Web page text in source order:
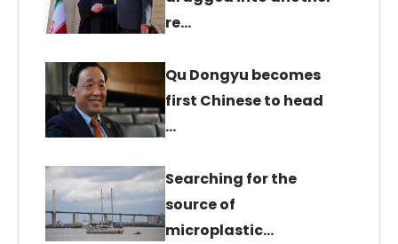
re…
Qu Dongyu becomes
first Chinese to head
…
Searching for the
source of
microplastic…